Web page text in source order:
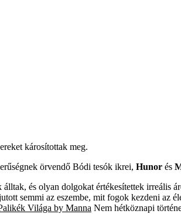
károsítottak meg.
örvendő Bódi tesók ikrei, Hunor és
és olyan dolgokat értékesítettek irreális
semmi az eszembe, mit fogok kezdeni
Világa by Manna Nem hétköznapi